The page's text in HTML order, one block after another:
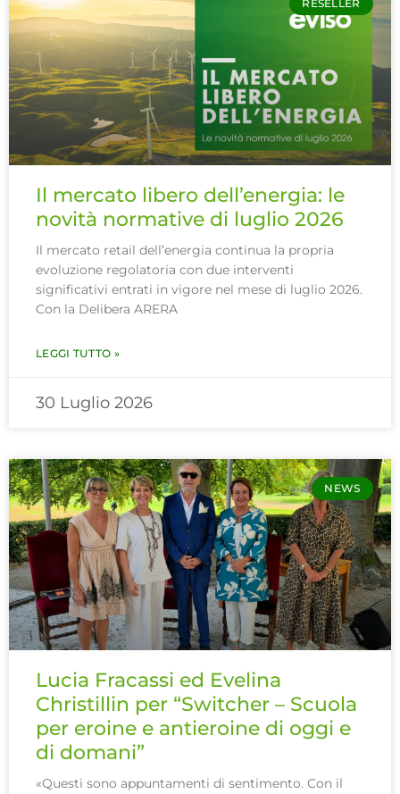
RESELLER
Il mercato libero dell’energia: le
novità normative di luglio 2026
Il mercato retail dell’energia continua la propria
evoluzione regolatoria con due interventi
significativi entrati in vigore nel mese di luglio 2026.
Con la Delibera ARERA
LEGGI TUTTO »
30 Luglio 2026
NEWS
Lucia Fracassi ed Evelina
Christillin per “Switcher – Scuola
per eroine e antieroine di oggi e
di domani”
«Questi sono appuntamenti di sentimento. Con il